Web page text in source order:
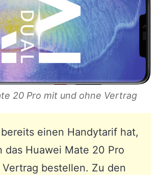
20 Pro mit und ohne Vertrag
einen Handytarif hat,
das Huawei Mate 20 Pro
bestellen. Zu den